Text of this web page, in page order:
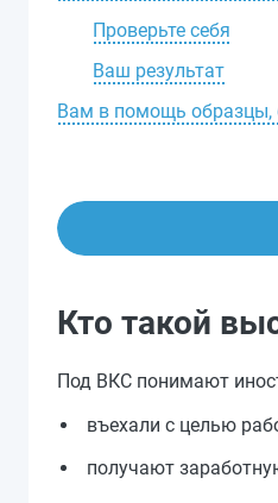
Проверьте себя
Ваш результат
Вам в помощь образцы,
Кто такой
Под ВКС понимают
въехали с целью
получают